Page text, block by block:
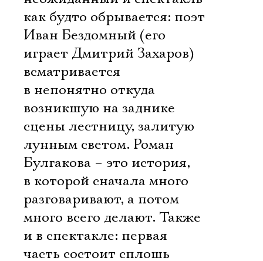
как будто обрывается: поэт
Иван Бездомный (его
играет Дмитрий Захаров)
всматривается
в непонятно откуда
возникшую на заднике
сцены лестницу, залитую
лунным светом. Роман
Булгакова – это история,
в которой сначала много
разговаривают, а потом
много всего делают. Также
и в спектакле: первая
часть состоит сплошь